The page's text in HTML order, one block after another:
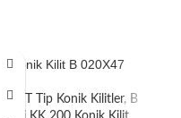
Konik Kilit B 020X47
B ve T Tip Konik Kilitler, B